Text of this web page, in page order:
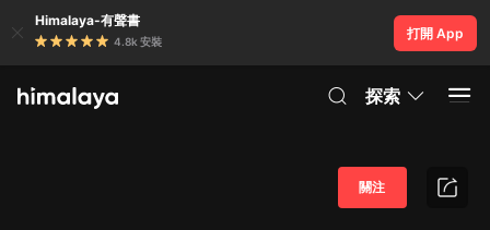
Himalaya-有聲書
4.8k 安裝
打開 App
探索
關注